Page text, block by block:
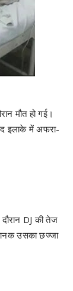
मौत हो गई।
इलाके में अफरा-
DJ की तेज
उसका छज्जा